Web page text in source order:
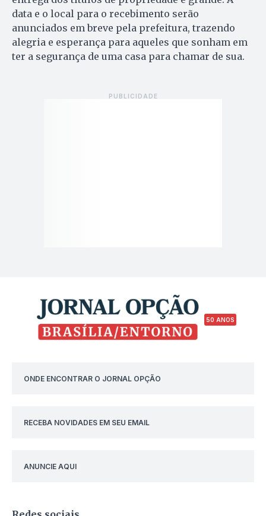
data e o local para o recebimento serão
anunciados em breve pela prefeitura, trazendo
alegria e esperança para aqueles que sonham em
ter a segurança de uma casa para chamar de sua.
50 ANOS
ONDE ENCONTRAR O JORNAL OPÇÃO
RECEBA NOVIDADES EM SEU EMAIL
ANUNCIE AQUI